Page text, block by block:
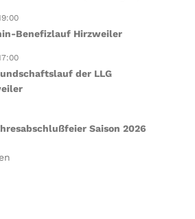
Benefizlauf Hirzweiler
der LLG
Saison 2026